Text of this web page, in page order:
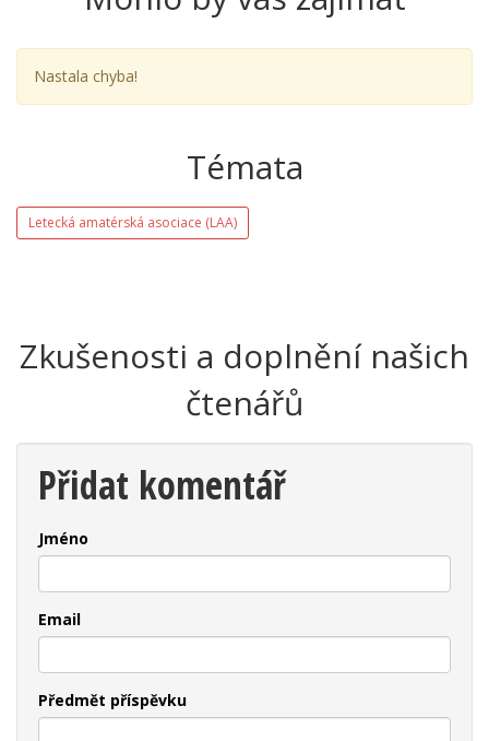
Nastala chyba!
Témata
Letecká amatérská asociace (LAA)
Zkušenosti a doplnění našich
čtenářů
Přidat komentář
Jméno
Email
Předmět příspěvku